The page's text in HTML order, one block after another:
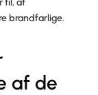
til, at
brandfarlige.
af de